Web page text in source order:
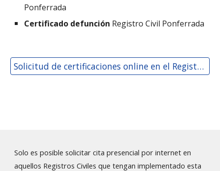
Ponferrada
Certificado defunción Registro Civil Ponferrada
Solicitud de certificaciones online en el Registro Civil de Ponferrada
Solo es posible solicitar cita presencial por internet en
aquellos Registros Civiles que tengan implementado esta